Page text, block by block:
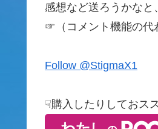
感想など送ろうかな
☞（コメント機能の代
Follow @StigmaX1
☟購入したりしておス